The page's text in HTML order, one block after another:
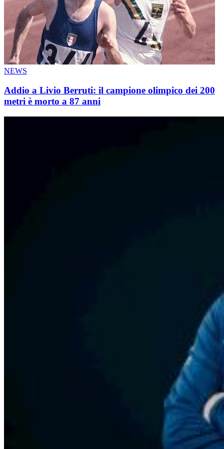
NEWS
Addio a Livio Berruti: il campione olimpico dei 200
metri è morto a 87 anni